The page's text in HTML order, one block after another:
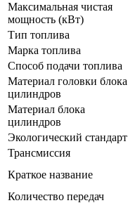
Максимальная чистая
мощность (кВт)
Тип топлива
Марка топлива
Способ подачи топлива
Материал головки блока
цилиндров
Материал блока
цилиндров
Экологический стандарт
Трансмиссия
Краткое название
Количество передач